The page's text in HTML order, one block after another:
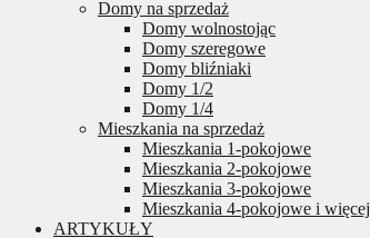
Domy na sprzedaż
Domy wolnostojąc
Domy szeregowe
Domy bliźniaki
Domy 1/2
Domy 1/4
Mieszkania na sprzedaż
Mieszkania 1-pokojowe
Mieszkania 2-pokojowe
Mieszkania 3-pokojowe
Mieszkania 4-pokojowe i więcej
ARTYKUŁY